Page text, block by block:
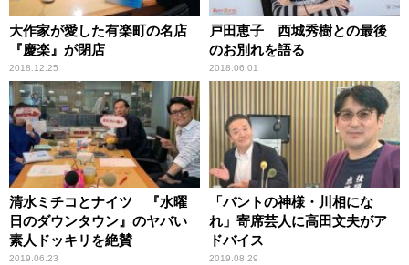
大作家が愛した有楽町の名店
『慶楽』が閉店
2018.12.25
戸田恵子 西城秀樹との最後
のお別れを語る
2018.06.01
清水ミチコとナイツ 『水曜
日のダウンタウン』のヤバい
素人ドッキリを絶賛
2019.06.23
「バントの神様・川相にな
れ」寄席芸人に高田文夫がア
ドバイス
2019.08.29